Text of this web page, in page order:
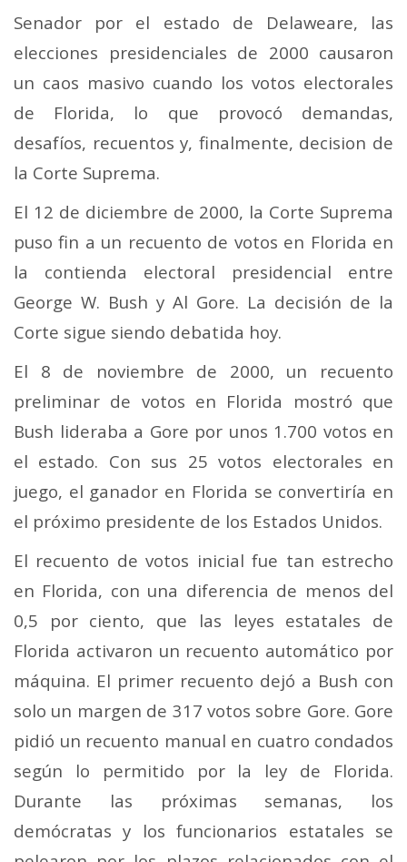
Senador por el estado de Delaweare, las
elecciones presidenciales de 2000 causaron
un caos masivo cuando los votos electorales
de Florida, lo que provocó demandas,
desafíos, recuentos y, finalmente, decision de
la Corte Suprema.
El 12 de diciembre de 2000, la Corte Suprema
puso fin a un recuento de votos en Florida en
la contienda electoral presidencial entre
George W. Bush y Al Gore. La decisión de la
Corte sigue siendo debatida hoy.
El 8 de noviembre de 2000, un recuento
preliminar de votos en Florida mostró que
Bush lideraba a Gore por unos 1.700 votos en
el estado. Con sus 25 votos electorales en
juego, el ganador en Florida se convertiría en
el próximo presidente de los Estados Unidos.
El recuento de votos inicial fue tan estrecho
en Florida, con una diferencia de menos del
0,5 por ciento, que las leyes estatales de
Florida activaron un recuento automático por
máquina. El primer recuento dejó a Bush con
solo un margen de 317 votos sobre Gore. Gore
pidió un recuento manual en cuatro condados
según lo permitido por la ley de Florida.
Durante las próximas semanas, los
demócratas y los funcionarios estatales se